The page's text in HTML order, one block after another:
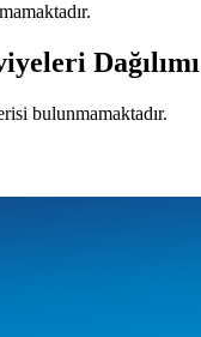
Dağılımı
bulunmamaktadır.